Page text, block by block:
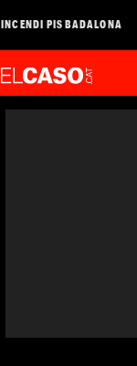
INCENDI PIS BADALONA